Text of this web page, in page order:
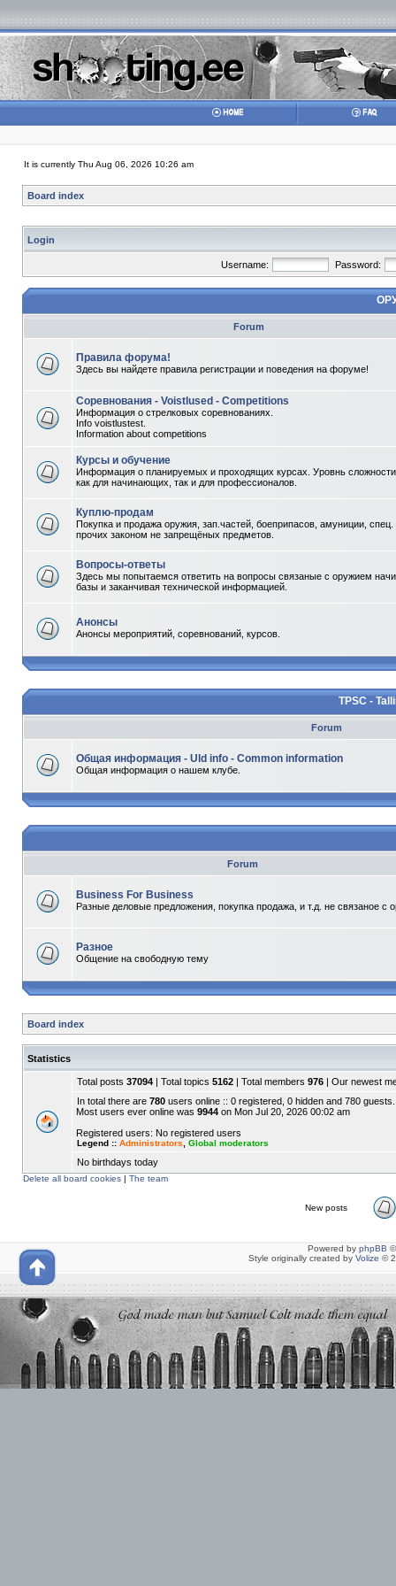
It is currently Thu Aug 06, 2026 10:26 am
Board index
Login
Username: Password:
Forum
Правила форума!
Здесь вы найдете правила регистрации и поведения на форуме!
Соревнования - Voistlused - Competitions
Информация о стрелковых соревнованиях.
Info voistlustest.
Information about competitions
Курсы и обучение
Информация о планируемых и проходящих курсах. Уровнь
как для начинающих, так и для профессионалов.
Куплю-продам
Покупка и продажа оружия, зап.частей, боеприпасов, амуниции, спец.
прочих законом не запрещёных предметов.
Вопросы-ответы
Здесь мы попытаемся ответить на вопросы связаные с оружием
базы и заканчивая технической информацией.
Анонсы
Анонсы мероприятий, соревнований, курсов.
TPSC -
Forum
Общая информация - Uld info - Common information
Общая информация о нашем клубе.
Forum
Business For Business
Разные деловые предложения, покупка продажа, и т.д. не связаное с
Разное
Общение на свободную тему
Board index
Statistics
Total posts 37094 | Total topics 5162 | Total members 976 | Our newest
In total there are 780 users online :: 0 registered, 0 hidden and 780 guests.
Most users ever online was 9944 on Mon Jul 20, 2026 00:02 am
Registered users: No registered users
Legend :: Administrators Global moderators
No birthdays today
Delete all board cookies | The team
New posts
Powered by phpBB
Style originally created by Volize ©